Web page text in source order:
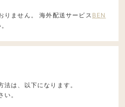
りません。 海外配送サービス BEN
法は、以下になります。
い。